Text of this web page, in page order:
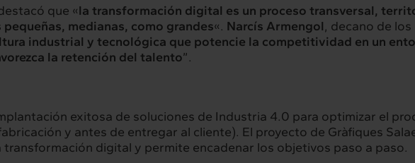
Interacción
Intercambio
que «la transformación digital es un proceso transversal,
medianas, como grandes«. Narcís Armengol, decano de
industrial y tecnológica que potencie la competitividad en un
la retención del talento”.
exitosa de soluciones de Industria 4.0 para optimizar el
y antes de entregar al cliente). El proyecto de Gràfiques
digital y permite encadenar los objetivos paso a paso.